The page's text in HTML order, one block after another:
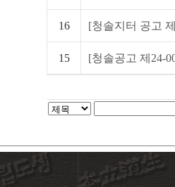
16 [청솔지터 공고
15 [청솔공고 제24-